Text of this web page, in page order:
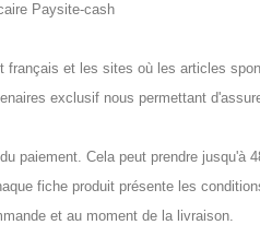
Paysite-cash
et les sites où les articles
exclusif nous permettant
paiement. Cela peut prendre jusqu'à
fiche produit présente les
et au moment de la livraison.